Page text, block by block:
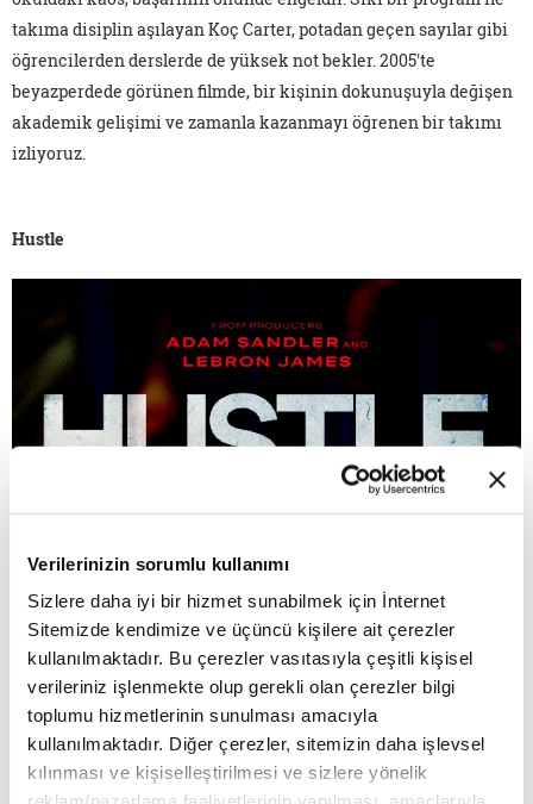
Verilerinizin sorumlu kullanımı
Sizlere daha iyi bir hizmet sunabilmek için İnternet
Sitemizde kendimize ve üçüncü kişilere ait çerezler
kullanılmaktadır. Bu çerezler vasıtasıyla çeşitli kişisel
verileriniz işlenmekte olup gerekli olan çerezler bilgi
toplumu hizmetlerinin sunulması amacıyla
kullanılmaktadır. Diğer çerezler, sitemizin daha işlevsel
kılınması ve kişiselleştirilmesi ve sizlere yönelik
takıma disiplin aşılayan Koç Carter, potadan geçen sayılar gibi
öğrencilerden derslerde de yüksek not bekler. 2005'te
beyazperdede görünen filmde, bir kişinin dokunuşuyla değişen
akademik gelişimi ve zamanla kazanmayı öğrenen bir takımı
izliyoruz.
Hustle